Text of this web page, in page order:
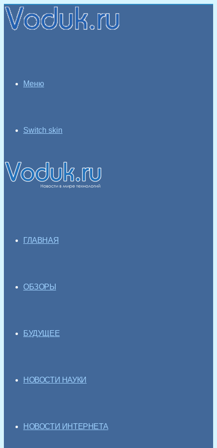
Меню
Switch skin
ГЛАВНАЯ
ОБЗОРЫ
БУДУЩЕЕ
НОВОСТИ НАУКИ
НОВОСТИ ИНТЕРНЕТА